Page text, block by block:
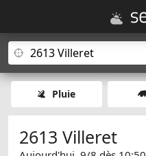
Pluie
2613 Villeret